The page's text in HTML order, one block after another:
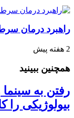
راهبرد درمان
2 هفته پیش
همچنین ببینید
رفتن به
بیولوژیکی